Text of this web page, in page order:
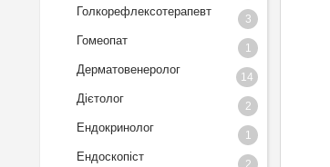
Голкорефлексотерапевт
3
Гомеопат
1
Дерматовенеролог
14
Дієтолог
2
Ендокринолог
1
Ендоскопіст
2